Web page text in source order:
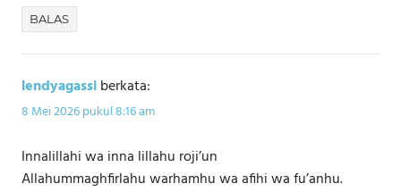
BALAS
lendyagassiberkata:
8 Mei 2026 pukul 8:16 am
Innalillahi wa inna lillahu roji’un
Allahummaghfirlahu warhamhu wa afihi wa fu’anhu.